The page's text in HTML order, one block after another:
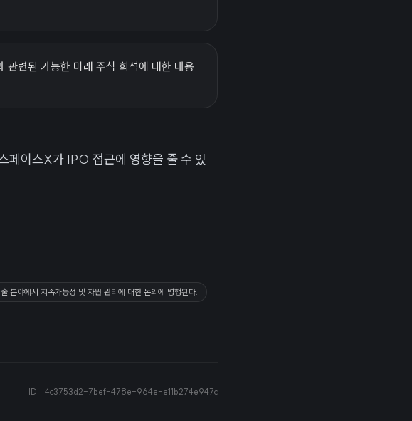
련된 가능한 미래 주식 희석에 대한 내용
페이스X가 IPO 접근에 영향을 줄 수 있
분야에서 지속가능성 및 자원 관리에 대한 논의에 병행된다.
ID · 4c3753d2-7bef-478e-964e-e11b274e947c